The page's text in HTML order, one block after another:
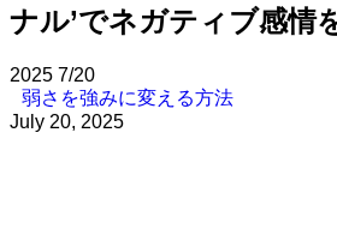
ナル’でネガティブ感情
2025 7/20
弱さを強みに変える方法
July 20, 2025